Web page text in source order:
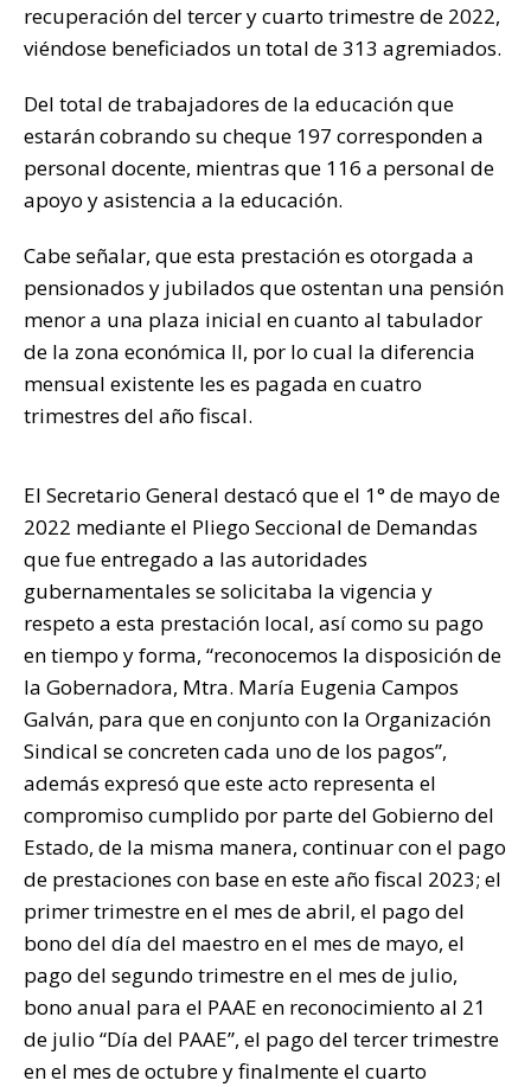
recuperación del tercer y cuarto trimestre de 2022,
viéndose beneficiados un total de 313 agremiados.
Del total de trabajadores de la educación que
estarán cobrando su cheque 197 corresponden a
personal docente, mientras que 116 a personal de
apoyo y asistencia a la educación.
Cabe señalar, que esta prestación es otorgada a
pensionados y jubilados que ostentan una pensión
menor a una plaza inicial en cuanto al tabulador
de la zona económica II, por lo cual la diferencia
mensual existente les es pagada en cuatro
trimestres del año fiscal.
El Secretario General destacó que el 1° de mayo de
2022 mediante el Pliego Seccional de Demandas
que fue entregado a las autoridades
gubernamentales se solicitaba la vigencia y
respeto a esta prestación local, así como su pago
en tiempo y forma, “reconocemos la disposición de
la Gobernadora, Mtra. María Eugenia Campos
Galván, para que en conjunto con la Organización
Sindical se concreten cada uno de los pagos”,
además expresó que este acto representa el
compromiso cumplido por parte del Gobierno del
Estado, de la misma manera, continuar con el pago
de prestaciones con base en este año fiscal 2023; el
primer trimestre en el mes de abril, el pago del
bono del día del maestro en el mes de mayo, el
pago del segundo trimestre en el mes de julio,
bono anual para el PAAE en reconocimiento al 21
de julio “Día del PAAE”, el pago del tercer trimestre
en el mes de octubre y finalmente el cuarto